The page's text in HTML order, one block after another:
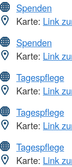
Spenden
Karte: Link
Spenden
Karte: Link
Tagespflege
Karte: Link
Tagespflege
Karte: Link
Tagespflege
Karte: Link